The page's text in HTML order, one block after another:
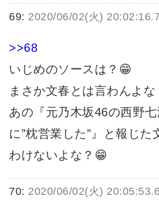
69: 2020/06/02(火)
>>68
いじめのソースは？😁
まさか文春とは言わんよな
あの『元乃木坂46の西野
に”枕営業した”』と報じた
わけないよな？😁
70: 2020/06/02(火)